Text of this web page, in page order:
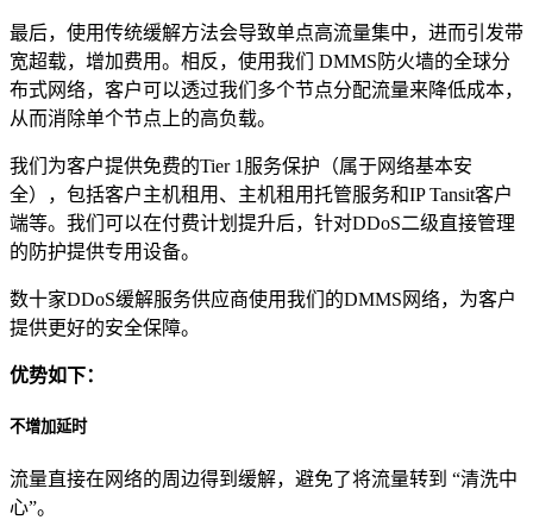
最后，使用传统缓解方法会导致单点高流量集中，进而引发带
宽超载，增加费用。相反，使用我们 DMMS防火墙的全球分
布式网络，客户可以透过我们多个节点分配流量来降低成本，
从而消除单个节点上的高负载。
我们为客户提供免费的Tier 1服务保护（属于网络基本安
全），包括客户主机租用、主机租用托管服务和IP Tansit客户
端等。我们可以在付费计划提升后，针对DDoS二级直接管理
的防护提供专用设备。
数十家DDoS缓解服务供应商使用我们的DMMS网络，为客户
提供更好的安全保障。
优势如下：
不增加延时
流量直接在网络的周边得到缓解，避免了将流量转到 “清洗中
心”。